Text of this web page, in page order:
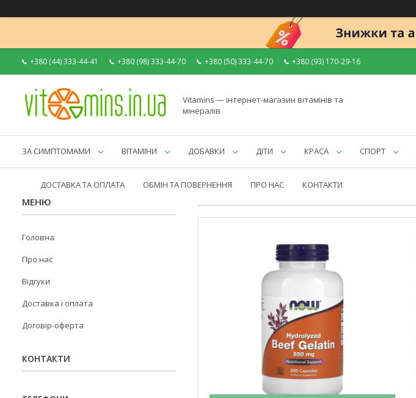
+380 (44) 333-44-41 +380 (98) 333-44-70 +380 (50) 333-44-70 +380 (93) 170-29-16
Vitamins — інтернет-магазин вітамінів та
мінералів
ЗА СИМПТОМАМИ ВІТАМІНИ ДОБАВКИ ДІТИ КРАСА СПОРТ
ДОСТАВКА ТА ОПЛАТА ОБМІН ТА ПОВЕРНЕННЯ ПРО НАС КОНТАКТИ
Головна
Про нас
Відгуки
Доставка і оплата
Договір-оферта
КОНТАКТИ